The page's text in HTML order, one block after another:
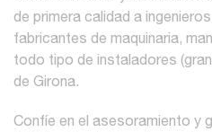
de primera calidad a
fabricantes de maquinaria,
todo tipo de instaladores
de Girona.
Confíe en el asesoramiento y